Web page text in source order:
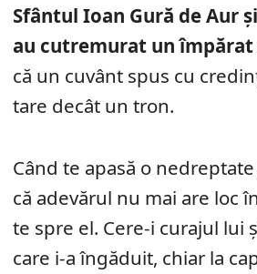
Sfântul Ioan Gură de Aur
au cutremurat un împărat
că un cuvânt spus cu
tare decât un tron.
Când te apasă o
că adevărul nu mai are loc
te spre el. Cere-i curajul lui
care i-a îngăduit, chiar la